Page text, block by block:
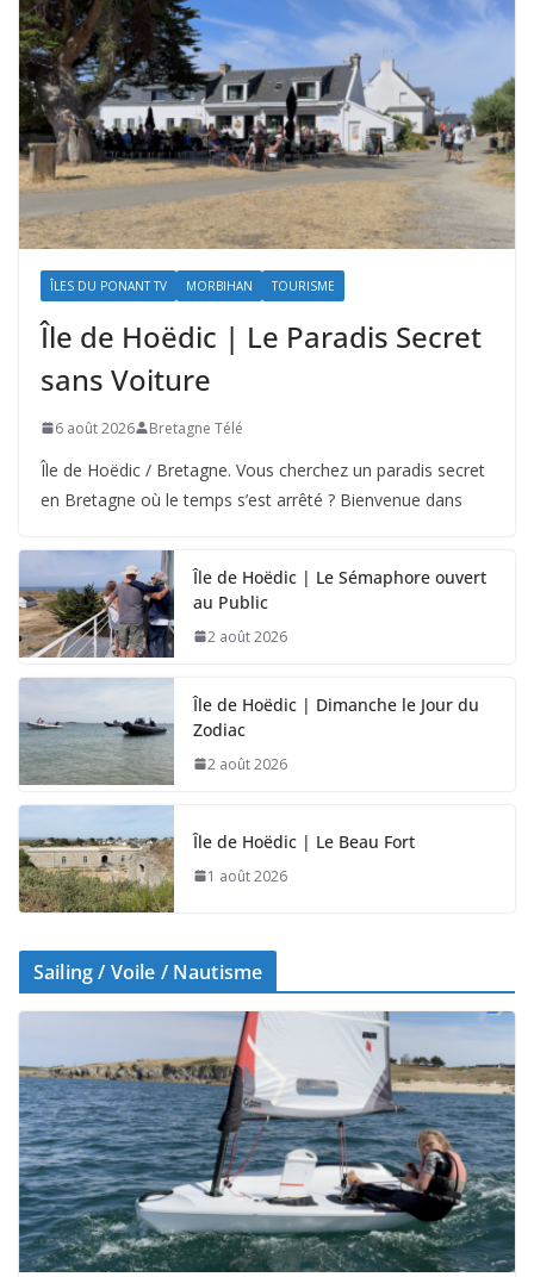
ÎLES DU PONANT TV MORBIHAN TOURISME
Île de Hoëdic | Le Paradis Secret
sans Voiture
6 août 2026 Bretagne Télé
Île de Hoëdic / Bretagne. Vous cherchez un paradis secret
en Bretagne où le temps s’est arrêté ? Bienvenue dans
Île de Hoëdic | Le Sémaphore ouvert
au Public
2 août 2026
Île de Hoëdic | Dimanche le Jour du
Zodiac
2 août 2026
Île de Hoëdic | Le Beau Fort
1 août 2026
Sailing / Voile / Nautisme